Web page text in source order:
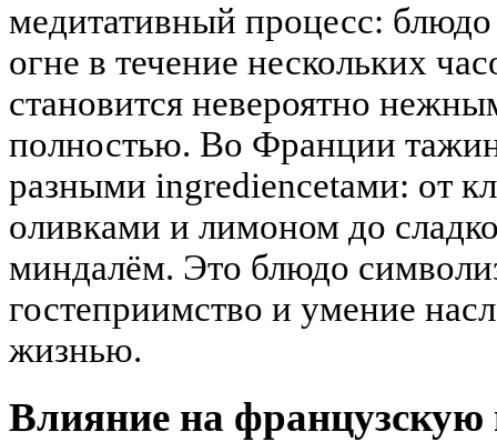
медитативный процесс:
огне в течение нескольких
становится невероятно
полностью. Во Франции
разными ingrediencetами: от
оливками и лимоном до
миндалём. Это блюдо
гостеприимство и умение
жизнью.
Влияние на французскую